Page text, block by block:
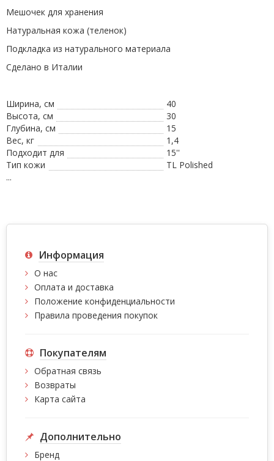
Мешочек для хранения
Натуральная кожа (теленок)
Подкладка из натурального материала
Сделано в Италии
Ширина, см
40
Высота, см
30
Глубина, см
15
Вес, кг
1,4
Подходит для
15''
Тип кожи
TL Polished
...
Информация
О нас
Оплата и доставка
Положение конфиденциальности
Правила проведения покупок
Покупателям
Обратная связь
Возвраты
Карта сайта
Дополнительно
Бренд